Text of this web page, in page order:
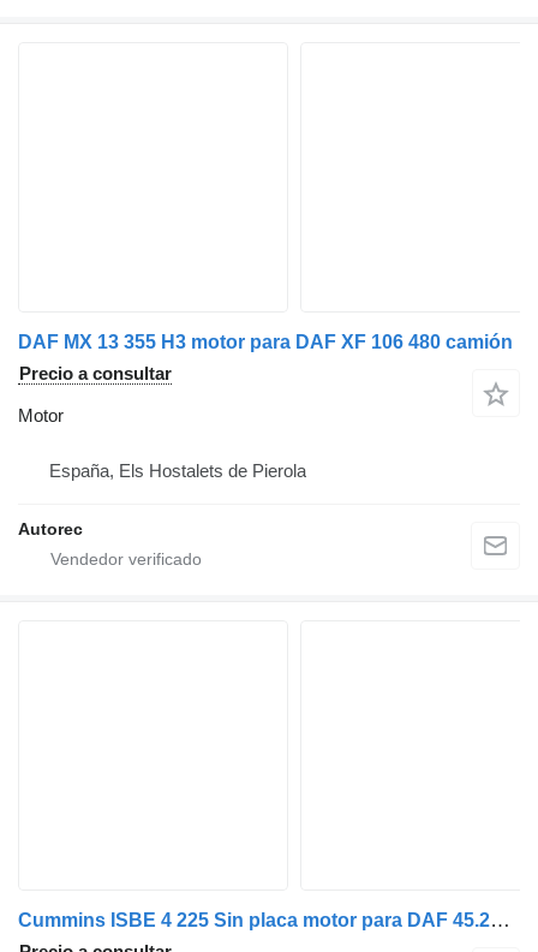
DAF MX 13 355 H3 motor para DAF XF 106 480 camión
Precio a consultar
Motor
España, Els Hostalets de Pierola
Autorec
Cummins ISBE 4 225 Sin placa motor para DAF 45.220 camión